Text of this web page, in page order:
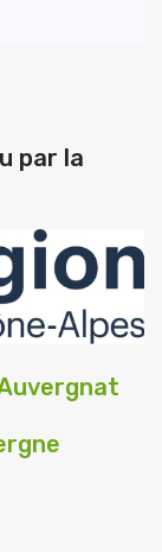
par la